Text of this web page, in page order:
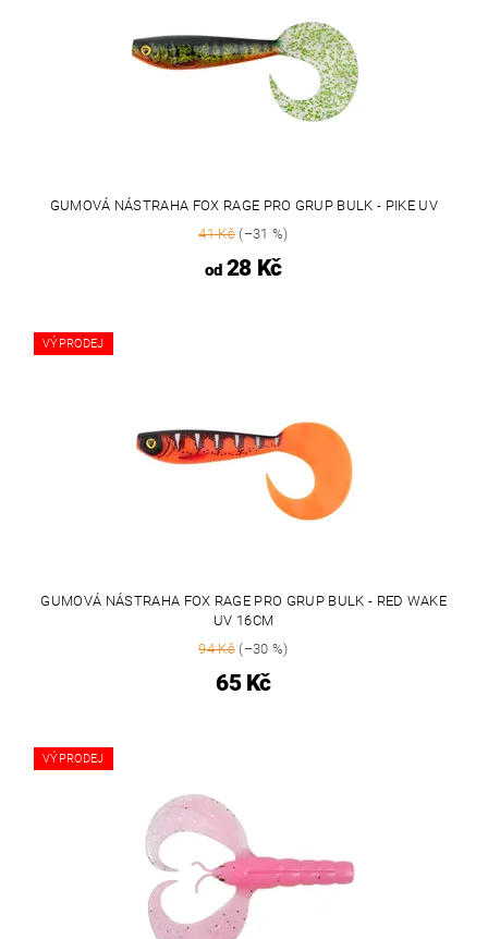
GUMOVÁ NÁSTRAHA FOX RAGE PRO GRUP BULK - PIKE UV
41 Kč (–31 %)
od28 Kč
VÝPRODEJ
GUMOVÁ NÁSTRAHA FOX RAGE PRO GRUP BULK - RED WAKE
UV 16CM
94 Kč (–30 %)
65 Kč
VÝPRODEJ